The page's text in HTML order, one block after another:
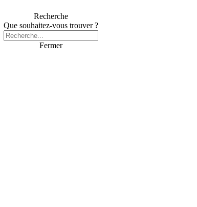
Recherche
Que souhaitez-vous trouver ?
Fermer